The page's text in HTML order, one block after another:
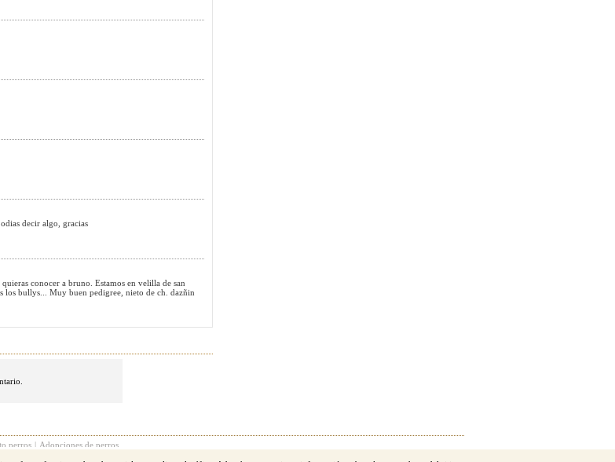
decir algo, gracias
conocer a bruno. Estamos en velilla de san
los bullys... Muy buen pedigree, nieto de ch. dazñin
perros | Adopciones de perros